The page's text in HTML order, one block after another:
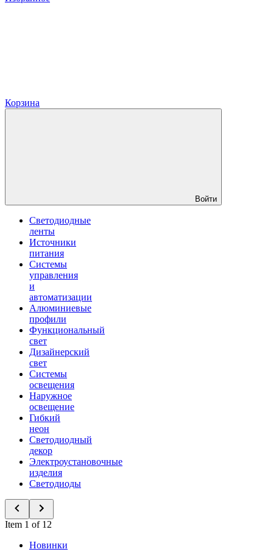
Корзина
Войти
Светодиодные
ленты
Источники
питания
Системы
управления
и
автоматизации
Алюминиевые
профили
Функциональный
свет
Дизайнерский
свет
Системы
освещения
Наружное
освещение
Гибкий
неон
Светодиодный
декор
Электроустановочные
изделия
Светодиоды
Item 1 of 12
Новинки